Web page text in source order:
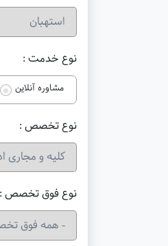
نوع خدمت :
مشاوره آنلاین
نوع تخصص :
نوع فوق تخصص :